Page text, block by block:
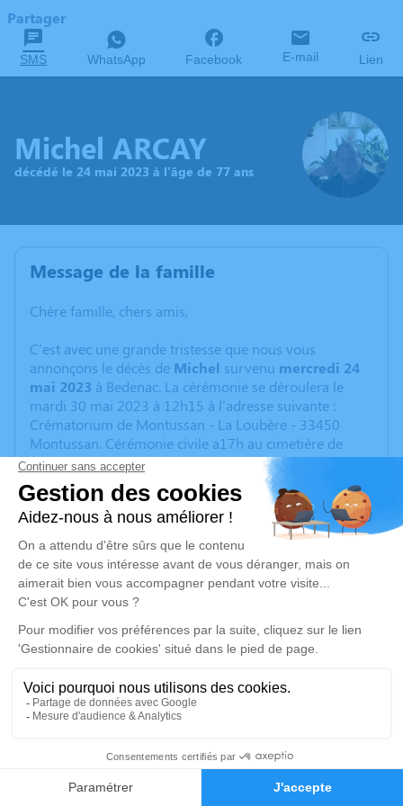
Faire-part Hommages
Partager
SMS WhatsApp Facebook E-mail Lien
Michel ARCAY
décédé le 24 mai 2023 à l'âge de 77 ans
Message de la famille
Chère famille, chers amis,
C'est avec une grande tristesse que nous vous
annonçons le décès de Michel survenu mercredi 24
mai 2023 à Bedenac. La cérémonie se déroulera le
mardi 30 mai 2023 à 12h15 à l'adresse suivante :
Crématorium de Montussan - La Loubère - 33450
Montussan. Cérémonie civile a17h au cimetière de
linière nous acceptons plaque et fleurs
Je rends hommage
Cérémonie civile
mardi 30 mai 2023 à 12h15
Crématorium de Montussan
La Loubère
33450 Montussan
Déroulé des obsèques
Repos en salon funéraire